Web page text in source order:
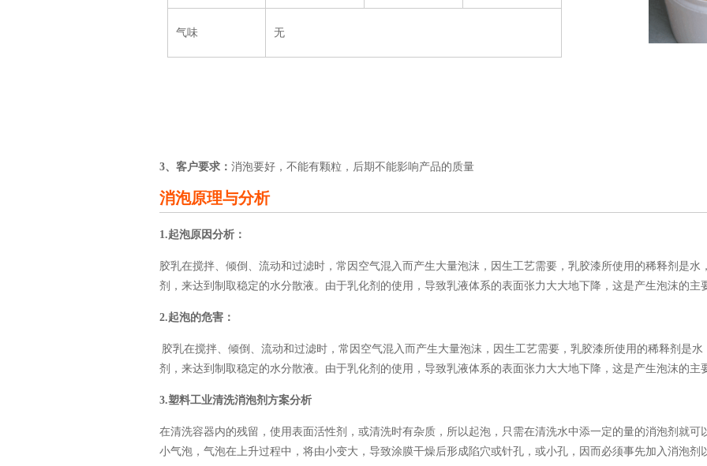
气味 无
3、客户要求： 消泡要好，不能有颗粒，后期不能影响产品的质量
消泡原理与分析
1.起泡原因分析：
胶乳在搅拌、倾倒、流动和过滤时，常因空气混入而产生大量泡沫，因生工艺需要，乳胶漆所使用的稀释剂是水
剂，来达到制取稳定的水分散液。由于乳化剂的使用，导致乳液体系的表面张力大大地下降，这是产生泡沫的主
2.起泡的危害：
胶乳在搅拌、倾倒、流动和过滤时，常因空气混入而产生大量泡沫，因生工艺需要，乳胶漆所使用的稀释剂是
剂，来达到制取稳定的水分散液。由于乳化剂的使用，导致乳液体系的表面张力大大地下降，这是产生泡沫的主
3.塑料工业清洗消泡剂方案分析
在清洗容器内的残留，使用表面活性剂，或清洗时有杂质，所以起泡，只需在清洗水中添一定的量的消泡剂就可
小气泡，气泡在上升过程中，将由小变大，导致涂膜干燥后形成陷穴或针孔，或小孔，因而必须事先加入消泡剂